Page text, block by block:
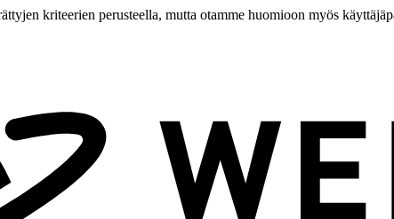
kriteerien perusteella, mutta otamme huomioon myös